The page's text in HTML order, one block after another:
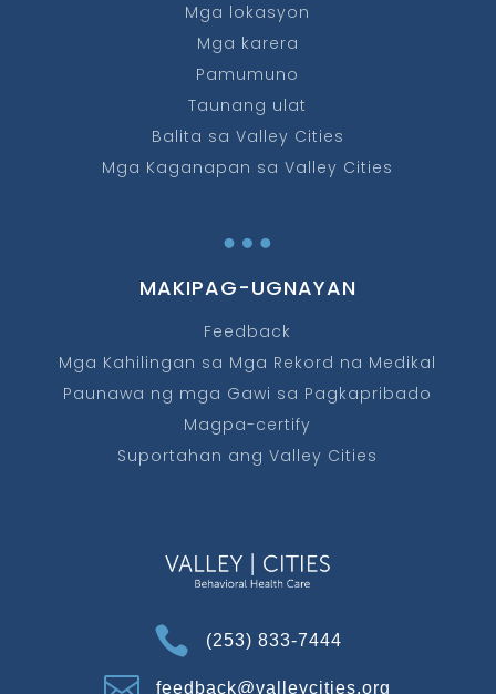
Mga lokasyon
Mga karera
Pamumuno
Taunang ulat
Balita sa Valley Cities
Mga Kaganapan sa Valley Cities
…
MAKIPAG-UGNAYAN
Feedback
Mga Kahilingan sa Mga Rekord na Medikal
Paunawa ng mga Gawi sa Pagkapribado
Magpa-certify
Suportahan ang Valley Cities
 (253) 833-7444
feedback@valleycities.org